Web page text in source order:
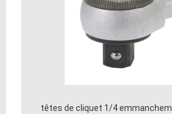
têtes de cliquet 1/4